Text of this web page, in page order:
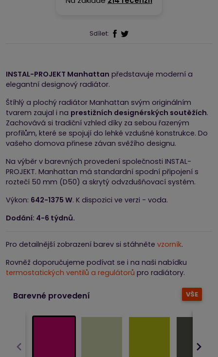
Sdílet:
INSTAL-PROJEKT Manhattan představuje moderní a
elegantní designový radiátor.
Štíhlý a plochý radiátor Manhattan svým originálním
tvarem zaujal i na prestižních designérských soutěžích.
Zachovává si tradiční vzhled díky za sebou řazeným
profilům, které se spojují do lehké vzdušné konstrukce. Do
vašeho domova přinese závan svěžího designu.
Na výběr v barevných provedení společnosti INSTAL-
PROJEKT. Manhattan má standardní spodní připojení s
roztečí 50 mm (D50) a skrytý odvzdušňovací systém.
Výkon: 642-1375 W. K dispozici ve verzi - voda.
Dodání: 4-6 týdnů.
Pro detailnější zobrazení barev si stáhněte vzorník.
Rovněž doporučujeme podívat se i na naši nabídku
termostatických ventilů a regulátorů pro radiátory.
VŠE
Barevné provedení